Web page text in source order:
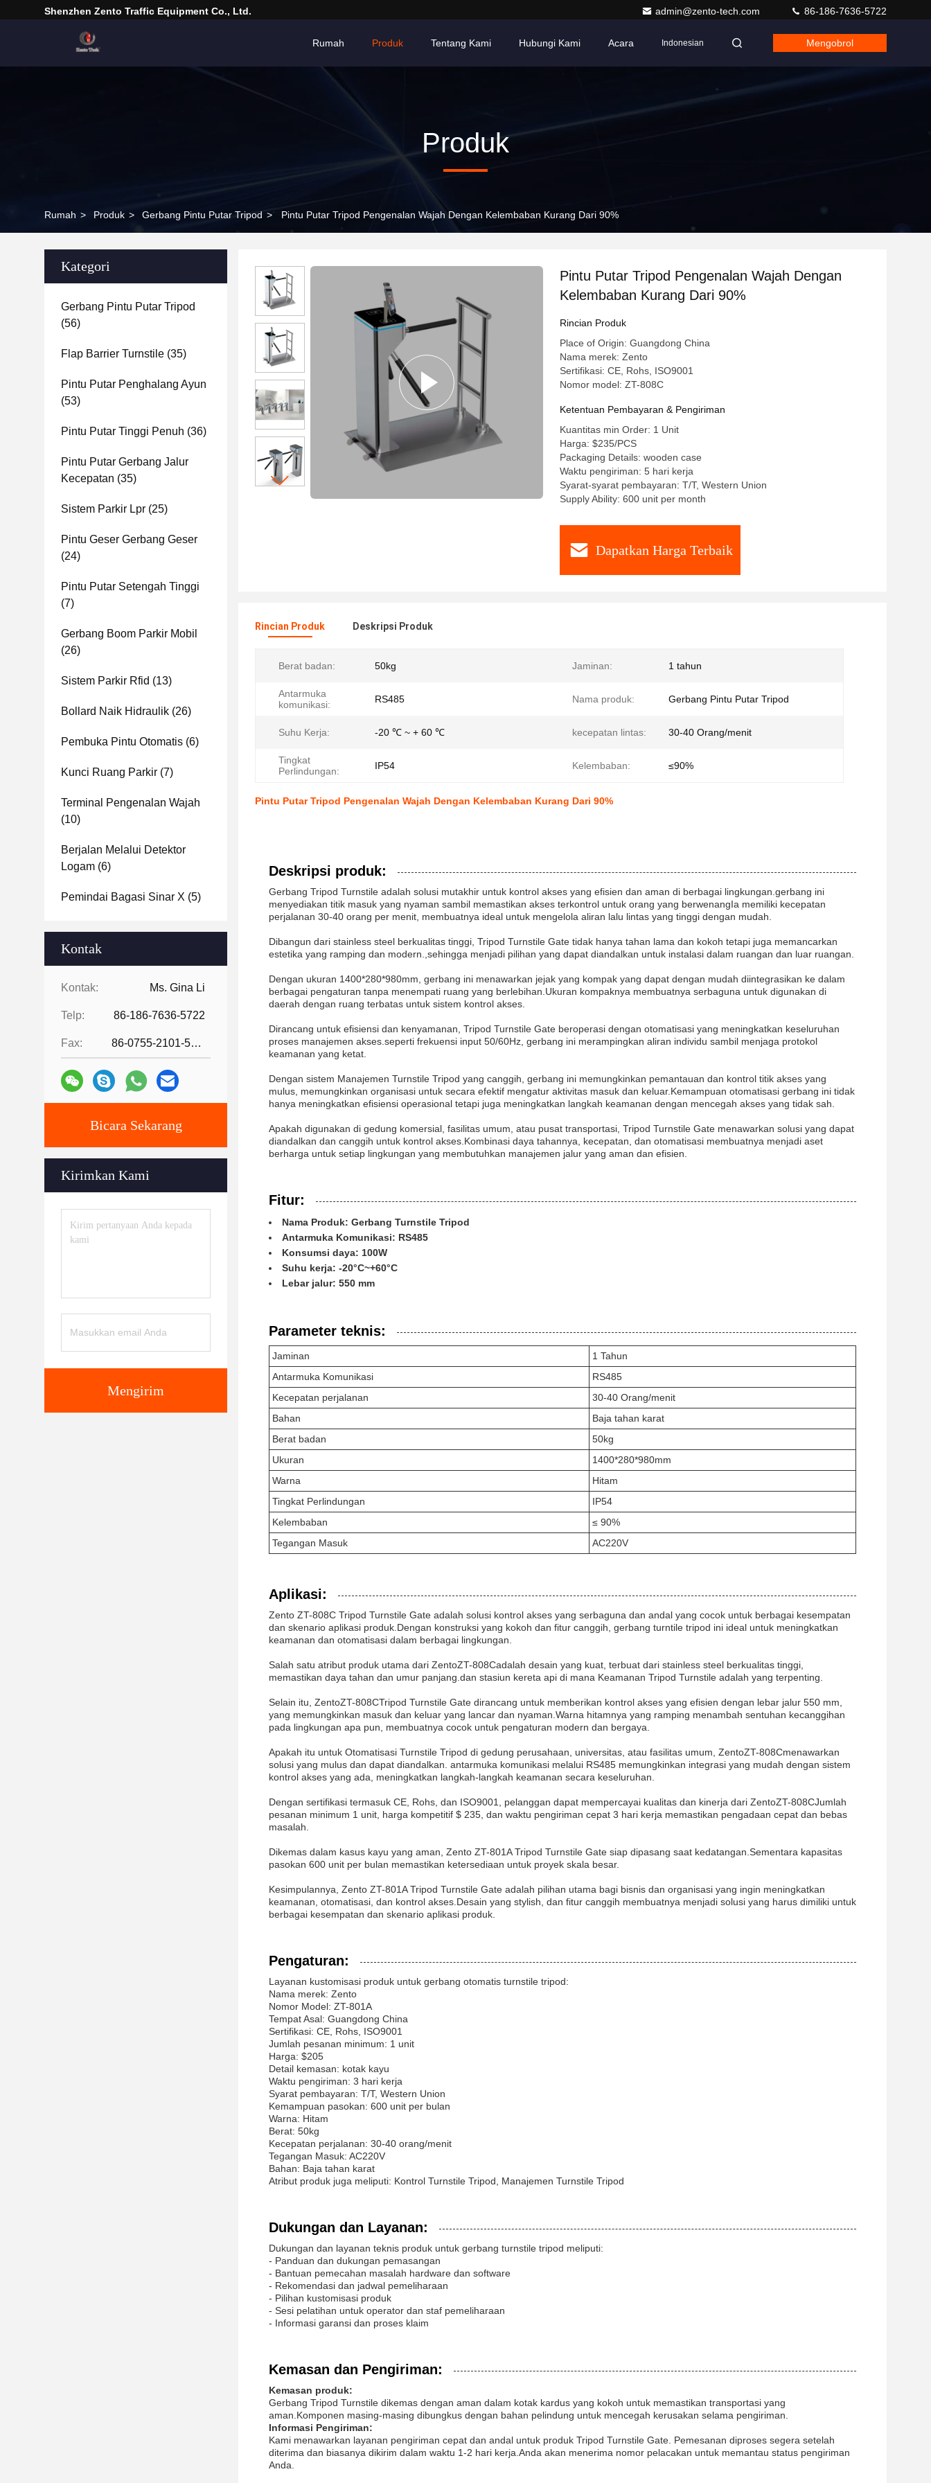
Shenzhen Zento Traffic Equipment Co., Ltd. admin@zento-tech.com 86-186-7636-5722
Rumah Produk Tentang Kami Hubungi Kami Acara Indonesian Mengobrol
Produk
Rumah > Produk > Gerbang Pintu Putar Tripod > Pintu Putar Tripod Pengenalan Wajah Dengan Kelembaban Kurang Dari 90%
Kategori
Gerbang Pintu Putar Tripod
(56)
Flap Barrier Turnstile (35)
Pintu Putar Penghalang Ayun
(53)
Pintu Putar Tinggi Penuh (36)
Pintu Putar Gerbang Jalur
Kecepatan (35)
Sistem Parkir Lpr (25)
Pintu Geser Gerbang Geser
(24)
Pintu Putar Setengah Tinggi
(7)
Gerbang Boom Parkir Mobil
(26)
Sistem Parkir Rfid (13)
Bollard Naik Hidraulik (26)
Pembuka Pintu Otomatis (6)
Kunci Ruang Parkir (7)
Terminal Pengenalan Wajah
(10)
Berjalan Melalui Detektor
Logam (6)
Pemindai Bagasi Sinar X (5)
Kontak
Kontak: Ms. Gina Li
Telp: 86-186-7636-5722
Fax: 86-0755-2101-5736
Bicara Sekarang
Kirimkan Kami
Mengirim
Pintu Putar Tripod Pengenalan Wajah Dengan
Kelembaban Kurang Dari 90%
Rincian Produk
Place of Origin: Guangdong China
Nama merek: Zento
Sertifikasi: CE, Rohs, ISO9001
Nomor model: ZT-808C
Ketentuan Pembayaran & Pengiriman
Kuantitas min Order: 1 Unit
Harga: $235/PCS
Packaging Details: wooden case
Waktu pengiriman: 5 hari kerja
Syarat-syarat pembayaran: T/T, Western Union
Supply Ability: 600 unit per month
Dapatkan Harga Terbaik
Rincian Produk Deskripsi Produk
Berat badan: 50kg Jaminan: 1 tahun
Antarmuka
komunikasi:
RS485 Nama produk: Gerbang Pintu Putar Tripod
Suhu Kerja: -20 ℃ ~ + 60 ℃ kecepatan lintas: 30-40 Orang/menit
Tingkat
Perlindungan:
IP54 Kelembaban: ≤90%
Pintu Putar Tripod Pengenalan Wajah Dengan Kelembaban Kurang Dari 90%
Deskripsi produk:
Gerbang Tripod Turnstile adalah solusi mutakhir untuk kontrol akses yang efisien dan aman di berbagai lingkungan.gerbang ini
menyediakan titik masuk yang nyaman sambil memastikan akses terkontrol untuk orang yang berwenangIa memiliki kecepatan
perjalanan 30-40 orang per menit, membuatnya ideal untuk mengelola aliran lalu lintas yang tinggi dengan mudah.
Dibangun dari stainless steel berkualitas tinggi, Tripod Turnstile Gate tidak hanya tahan lama dan kokoh tetapi juga memancarkan
estetika yang ramping dan modern.,sehingga menjadi pilihan yang dapat diandalkan untuk instalasi dalam ruangan dan luar ruangan.
Dengan ukuran 1400*280*980mm, gerbang ini menawarkan jejak yang kompak yang dapat dengan mudah diintegrasikan ke dalam
berbagai pengaturan tanpa menempati ruang yang berlebihan.Ukuran kompaknya membuatnya serbaguna untuk digunakan di
daerah dengan ruang terbatas untuk sistem kontrol akses.
Dirancang untuk efisiensi dan kenyamanan, Tripod Turnstile Gate beroperasi dengan otomatisasi yang meningkatkan keseluruhan
proses manajemen akses.seperti frekuensi input 50/60Hz, gerbang ini merampingkan aliran individu sambil menjaga protokol
keamanan yang ketat.
Dengan sistem Manajemen Turnstile Tripod yang canggih, gerbang ini memungkinkan pemantauan dan kontrol titik akses yang
mulus, memungkinkan organisasi untuk secara efektif mengatur aktivitas masuk dan keluar.Kemampuan otomatisasi gerbang ini tidak
hanya meningkatkan efisiensi operasional tetapi juga meningkatkan langkah keamanan dengan mencegah akses yang tidak sah.
Apakah digunakan di gedung komersial, fasilitas umum, atau pusat transportasi, Tripod Turnstile Gate menawarkan solusi yang dapat
diandalkan dan canggih untuk kontrol akses.Kombinasi daya tahannya, kecepatan, dan otomatisasi membuatnya menjadi aset
berharga untuk setiap lingkungan yang membutuhkan manajemen jalur yang aman dan efisien.
Fitur:
Nama Produk: Gerbang Turnstile Tripod
Antarmuka Komunikasi: RS485
Konsumsi daya: 100W
Suhu kerja: -20°C~+60°C
Lebar jalur: 550 mm
Parameter teknis:
Jaminan
1 Tahun
Antarmuka Komunikasi
RS485
Kecepatan perjalanan
30-40 Orang/menit
Bahan
Baja tahan karat
Berat badan
50kg
Ukuran
1400*280*980mm
Warna
Hitam
Tingkat Perlindungan
IP54
Kelembaban
≤ 90%
Tegangan Masuk
AC220V
Aplikasi:
Zento ZT-808C Tripod Turnstile Gate adalah solusi kontrol akses yang serbaguna dan andal yang cocok untuk berbagai kesempatan
dan skenario aplikasi produk.Dengan konstruksi yang kokoh dan fitur canggih, gerbang turntile tripod ini ideal untuk meningkatkan
keamanan dan otomatisasi dalam berbagai lingkungan.
Salah satu atribut produk utama dari ZentoZT-808Cadalah desain yang kuat, terbuat dari stainless steel berkualitas tinggi,
memastikan daya tahan dan umur panjang.dan stasiun kereta api di mana Keamanan Tripod Turnstile adalah yang terpenting.
Selain itu, ZentoZT-808CTripod Turnstile Gate dirancang untuk memberikan kontrol akses yang efisien dengan lebar jalur 550 mm,
yang memungkinkan masuk dan keluar yang lancar dan nyaman.Warna hitamnya yang ramping menambah sentuhan kecanggihan
pada lingkungan apa pun, membuatnya cocok untuk pengaturan modern dan bergaya.
Apakah itu untuk Otomatisasi Turnstile Tripod di gedung perusahaan, universitas, atau fasilitas umum, ZentoZT-808Cmenawarkan
solusi yang mulus dan dapat diandalkan. antarmuka komunikasi melalui RS485 memungkinkan integrasi yang mudah dengan sistem
kontrol akses yang ada, meningkatkan langkah-langkah keamanan secara keseluruhan.
Dengan sertifikasi termasuk CE, Rohs, dan ISO9001, pelanggan dapat mempercayai kualitas dan kinerja dari ZentoZT-808CJumlah
pesanan minimum 1 unit, harga kompetitif $ 235, dan waktu pengiriman cepat 3 hari kerja memastikan pengadaan cepat dan bebas
masalah.
Dikemas dalam kasus kayu yang aman, Zento ZT-801A Tripod Turnstile Gate siap dipasang saat kedatangan.Sementara kapasitas
pasokan 600 unit per bulan memastikan ketersediaan untuk proyek skala besar.
Kesimpulannya, Zento ZT-801A Tripod Turnstile Gate adalah pilihan utama bagi bisnis dan organisasi yang ingin meningkatkan
keamanan, otomatisasi, dan kontrol akses.Desain yang stylish, dan fitur canggih membuatnya menjadi solusi yang harus dimiliki untuk
berbagai kesempatan dan skenario aplikasi produk.
Pengaturan:
Layanan kustomisasi produk untuk gerbang otomatis turnstile tripod:
Nama merek: Zento
Nomor Model: ZT-801A
Tempat Asal: Guangdong China
Sertifikasi: CE, Rohs, ISO9001
Jumlah pesanan minimum: 1 unit
Harga: $205
Detail kemasan: kotak kayu
Waktu pengiriman: 3 hari kerja
Syarat pembayaran: T/T, Western Union
Kemampuan pasokan: 600 unit per bulan
Warna: Hitam
Berat: 50kg
Kecepatan perjalanan: 30-40 orang/menit
Tegangan Masuk: AC220V
Bahan: Baja tahan karat
Atribut produk juga meliputi: Kontrol Turnstile Tripod, Manajemen Turnstile Tripod
Dukungan dan Layanan:
Dukungan dan layanan teknis produk untuk gerbang turnstile tripod meliputi:
- Panduan dan dukungan pemasangan
- Bantuan pemecahan masalah hardware dan software
- Rekomendasi dan jadwal pemeliharaan
- Pilihan kustomisasi produk
- Sesi pelatihan untuk operator dan staf pemeliharaan
- Informasi garansi dan proses klaim
Kemasan dan Pengiriman:
Kemasan produk:
Gerbang Tripod Turnstile dikemas dengan aman dalam kotak kardus yang kokoh untuk memastikan transportasi yang
aman.Komponen masing-masing dibungkus dengan bahan pelindung untuk mencegah kerusakan selama pengiriman.
Informasi Pengiriman:
Kami menawarkan layanan pengiriman cepat dan andal untuk produk Tripod Turnstile Gate. Pemesanan diproses segera setelah
diterima dan biasanya dikirim dalam waktu 1-2 hari kerja.Anda akan menerima nomor pelacakan untuk memantau status pengiriman
Anda.